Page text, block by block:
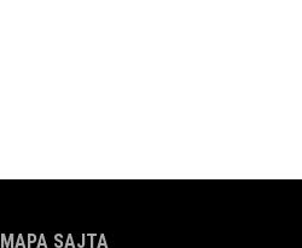
MAPA SAJTA